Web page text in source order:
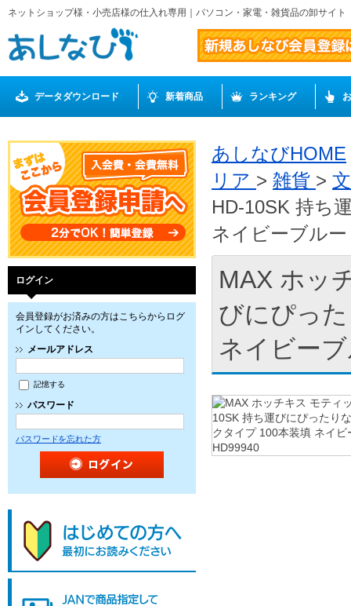
ネットショップ様・小売店様の仕入れ専用｜パソコン・家電・雑貨品の卸サイ
データダウンロード 新着商品 ランキング
ログイン
会員登録がお済みの方はこちらからログ
インしてください。
メールアドレス
記憶する
パスワード
パスワードを忘れた方
あしなびHOME
リア > 雑貨 >
HD-10SK 持ち
ネイビーブルー
MAX ホッ
びにぴっ
ネイビー